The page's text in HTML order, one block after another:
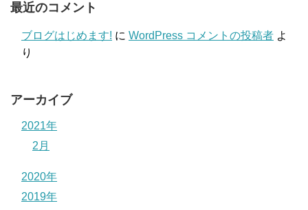
最近のコメント
ブログはじめます! に WordPress コメントの投稿者 よ
り
アーカイブ
2021年
2月
2020年
2019年